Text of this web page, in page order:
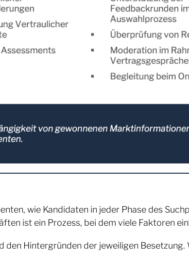
wie Kandidaten in jeder Phase des
ist ein Prozess, bei dem viele Faktoren
den Hintergründen der jeweiligen Besetzung.